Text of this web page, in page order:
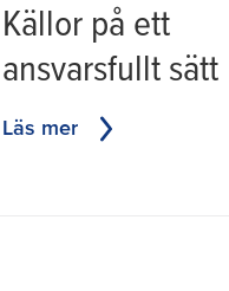
Källor på ett
ansvarsfullt sätt
Läs mer